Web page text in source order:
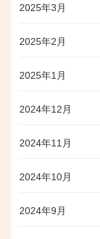
2025年3月
2025年2月
2025年1月
2024年12月
2024年11月
2024年10月
2024年9月